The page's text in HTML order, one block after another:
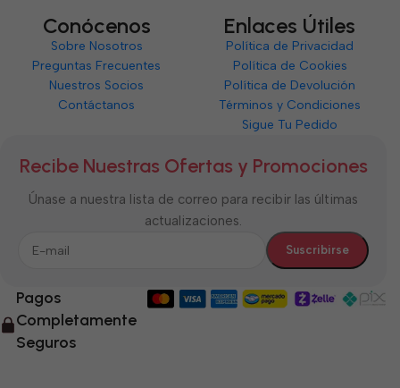
Conócenos
Sobre Nosotros
Preguntas Frecuentes
Nuestros Socios
Contáctanos
Enlaces Útiles
Política de Privacidad
Política de Cookies
Política de Devolución
Términos y Condiciones
Sigue Tu Pedido
Recibe Nuestras Ofertas y Promociones
Únase a nuestra lista de correo para recibir las últimas
actualizaciones.
Pagos
Completamente
Seguros